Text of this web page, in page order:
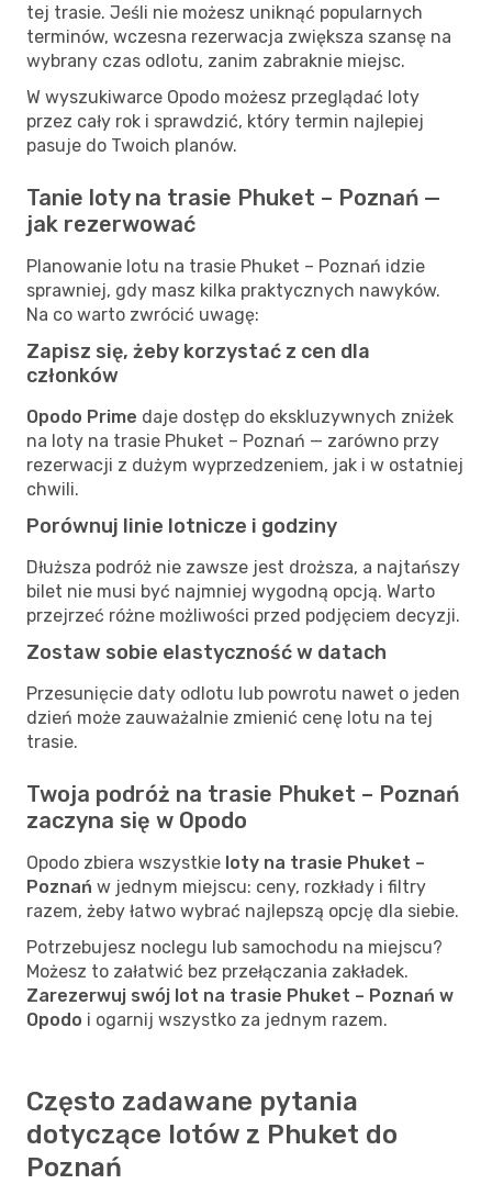
tej trasie. Jeśli nie możesz uniknąć popularnych
terminów, wczesna rezerwacja zwiększa szansę na
wybrany czas odlotu, zanim zabraknie miejsc.
W wyszukiwarce Opodo możesz przeglądać loty
przez cały rok i sprawdzić, który termin najlepiej
pasuje do Twoich planów.
Tanie loty na trasie Phuket – Poznań —
jak rezerwować
Planowanie lotu na trasie Phuket – Poznań idzie
sprawniej, gdy masz kilka praktycznych nawyków.
Na co warto zwrócić uwagę:
Zapisz się, żeby korzystać z cen dla
członków
Opodo Prime daje dostęp do ekskluzywnych zniżek
na loty na trasie Phuket – Poznań — zarówno przy
rezerwacji z dużym wyprzedzeniem, jak i w ostatniej
chwili.
Porównuj linie lotnicze i godziny
Dłuższa podróż nie zawsze jest droższa, a najtańszy
bilet nie musi być najmniej wygodną opcją. Warto
przejrzeć różne możliwości przed podjęciem decyzji.
Zostaw sobie elastyczność w datach
Przesunięcie daty odlotu lub powrotu nawet o jeden
dzień może zauważalnie zmienić cenę lotu na tej
trasie.
Twoja podróż na trasie Phuket – Poznań
zaczyna się w Opodo
Opodo zbiera wszystkie loty na trasie Phuket –
Poznań w jednym miejscu: ceny, rozkłady i filtry
razem, żeby łatwo wybrać najlepszą opcję dla siebie.
Potrzebujesz noclegu lub samochodu na miejscu?
Możesz to załatwić bez przełączania zakładek.
Zarezerwuj swój lot na trasie Phuket – Poznań w
Opodo i ogarnij wszystko za jednym razem.
Często zadawane pytania
dotyczące lotów z Phuket do
Poznań